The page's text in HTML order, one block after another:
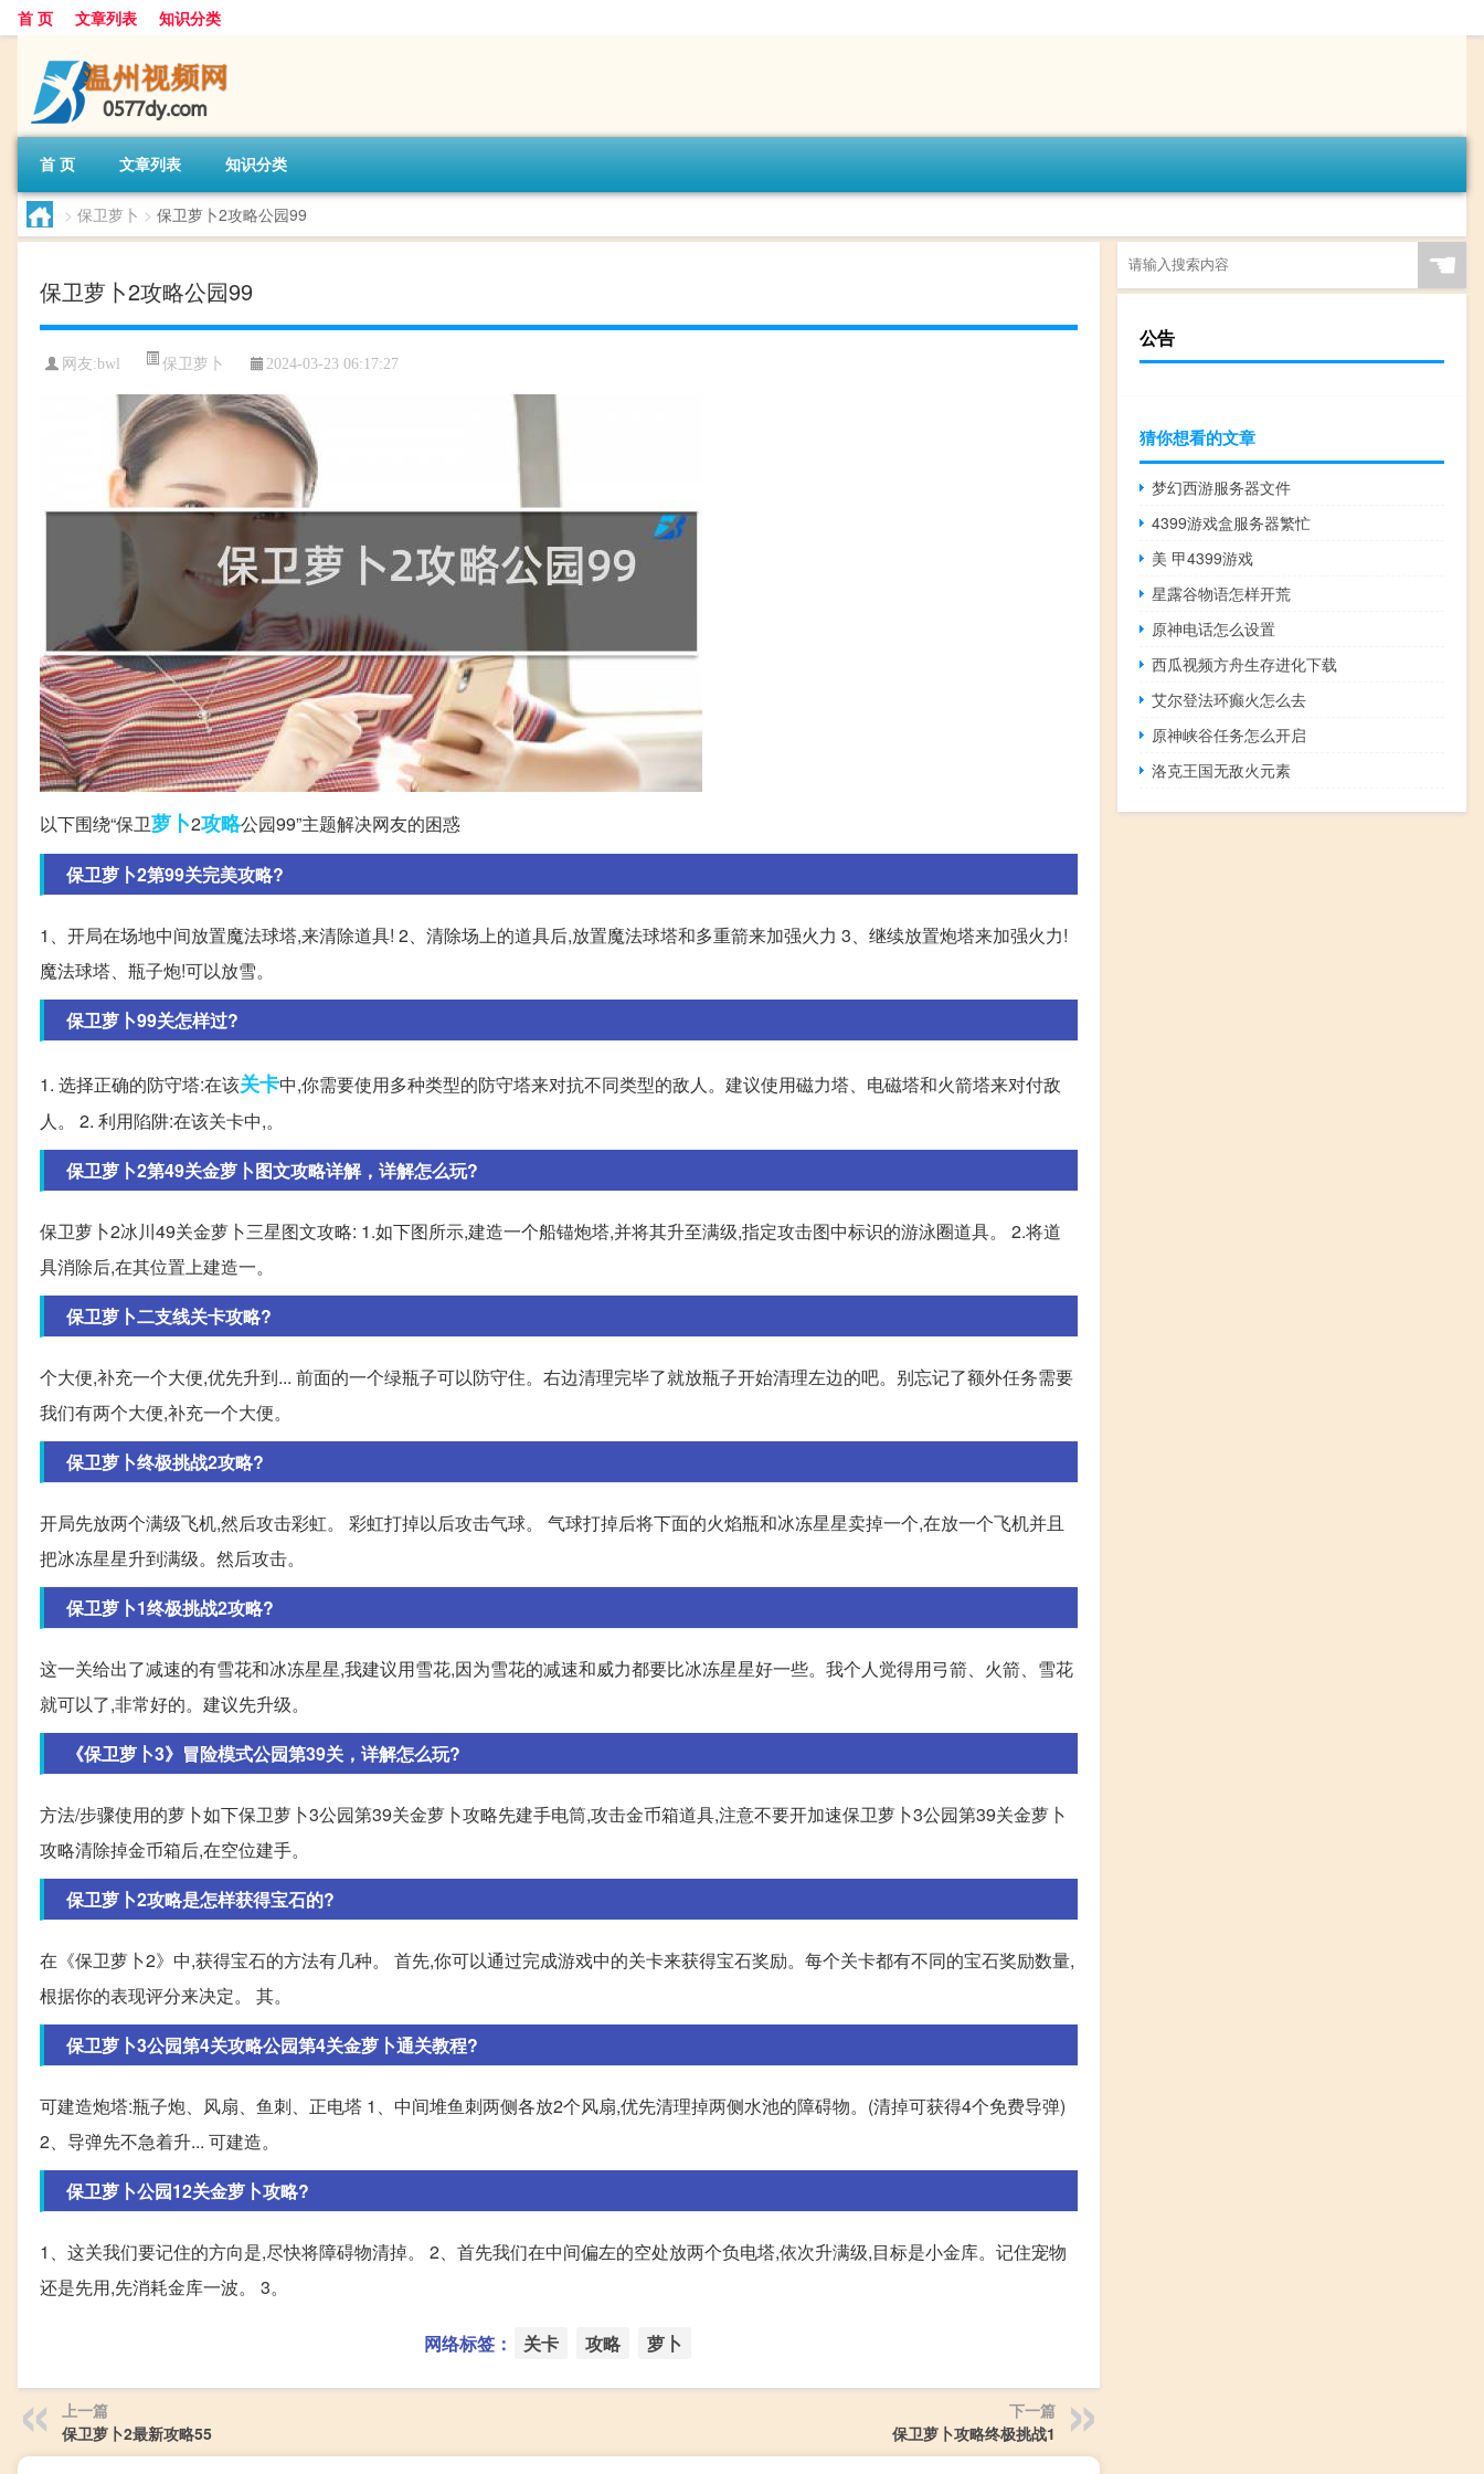
首 页 文章列表 知识分类
首 页 文章列表 知识分类
> 保卫萝卜 > 保卫萝卜2攻略公园99
保卫萝卜2攻略公园99
网友:bwl 保卫萝卜 2024-03-23 06:17:27
以下围绕“保卫萝卜2攻略公园99”主题解决网友的困惑
保卫萝卜2第99关完美攻略?
1、开局在场地中间放置魔法球塔,来清除道具! 2、清除场上的道具后,放置魔法球塔和多重箭来加强火力 3、继续放置炮塔来加强火力!
魔法球塔、瓶子炮!可以放雪。
保卫萝卜99关怎样过?
1. 选择正确的防守塔:在该关卡中,你需要使用多种类型的防守塔来对抗不同类型的敌人。建议使用磁力塔、电磁塔和火箭塔来对付敌
人。 2. 利用陷阱:在该关卡中,。
保卫萝卜2第49关金萝卜图文攻略详解，详解怎么玩?
保卫萝卜2冰川49关金萝卜三星图文攻略: 1.如下图所示,建造一个船锚炮塔,并将其升至满级,指定攻击图中标识的游泳圈道具。 2.将道
具消除后,在其位置上建造一。
保卫萝卜二支线关卡攻略?
个大便,补充一个大便,优先升到... 前面的一个绿瓶子可以防守住。右边清理完毕了就放瓶子开始清理左边的吧。别忘记了额外任务需要
我们有两个大便,补充一个大便。
保卫萝卜终极挑战2攻略?
开局先放两个满级飞机,然后攻击彩虹。 彩虹打掉以后攻击气球。 气球打掉后将下面的火焰瓶和冰冻星星卖掉一个,在放一个飞机并且
把冰冻星星升到满级。然后攻击。
保卫萝卜1终极挑战2攻略?
这一关给出了减速的有雪花和冰冻星星,我建议用雪花,因为雪花的减速和威力都要比冰冻星星好一些。我个人觉得用弓箭、火箭、雪花
就可以了,非常好的。建议先升级。
《保卫萝卜3》冒险模式公园第39关，详解怎么玩?
方法/步骤使用的萝卜如下保卫萝卜3公园第39关金萝卜攻略先建手电筒,攻击金币箱道具,注意不要开加速保卫萝卜3公园第39关金萝卜
攻略清除掉金币箱后,在空位建手。
保卫萝卜2攻略是怎样获得宝石的?
在《保卫萝卜2》中,获得宝石的方法有几种。 首先,你可以通过完成游戏中的关卡来获得宝石奖励。每个关卡都有不同的宝石奖励数量,
根据你的表现评分来决定。 其。
保卫萝卜3公园第4关攻略公园第4关金萝卜通关教程?
可建造炮塔:瓶子炮、风扇、鱼刺、正电塔 1、中间堆鱼刺两侧各放2个风扇,优先清理掉两侧水池的障碍物。(清掉可获得4个免费导弹)
2、导弹先不急着升... 可建造。
保卫萝卜公园12关金萝卜攻略?
1、这关我们要记住的方向是,尽快将障碍物清掉。 2、首先我们在中间偏左的空处放两个负电塔,依次升满级,目标是小金库。记住宠物
还是先用,先消耗金库一波。 3。
网络标签： 关卡 攻略 萝卜
上一篇
保卫萝卜2最新攻略55
下一篇
保卫萝卜攻略终极挑战1
☚
公告
猜你想看的文章
梦幻西游服务器文件
4399游戏盒服务器繁忙
美 甲4399游戏
星露谷物语怎样开荒
原神电话怎么设置
西瓜视频方舟生存进化下载
艾尔登法环癫火怎么去
原神峡谷任务怎么开启
洛克王国无敌火元素